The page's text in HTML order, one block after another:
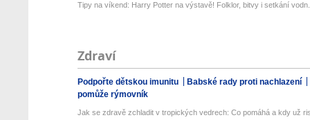
Tipy na víkend: Harry Potter na výstavě! Folklor, bitvy i setkání
Zdraví
Podpořte dětskou imunitu
Babské rady proti nachlazení
pomůže rýmovník
Jak se zdravě zchladit v tropických vedrech: Co pomáhá a kdy už